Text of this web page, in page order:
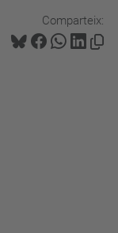
Comparteix: